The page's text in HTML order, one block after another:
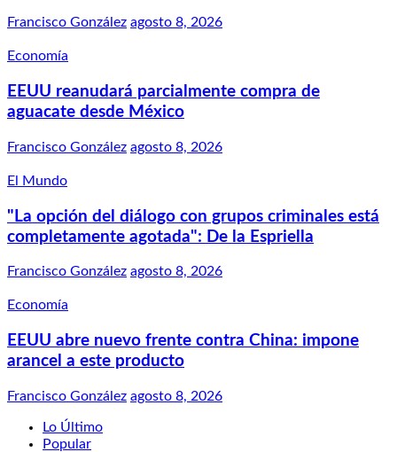
Francisco González agosto 8, 2026
Economía
EEUU reanudará parcialmente compra de
aguacate desde México
Francisco González agosto 8, 2026
El Mundo
"La opción del diálogo con grupos criminales está
completamente agotada": De la Espriella
Francisco González agosto 8, 2026
Economía
EEUU abre nuevo frente contra China: impone
arancel a este producto
Francisco González agosto 8, 2026
Lo Último
Popular